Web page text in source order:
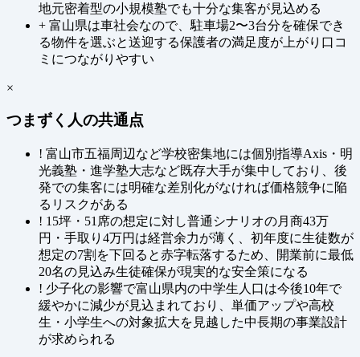
地元密着型の小規模塾でも十分な集客が見込める
+ 富山県は車社会なので、駐車場2〜3台分を確保でき
る物件を選ぶと送迎する保護者の満足度が上がり口コ
ミにつながりやすい
×
つまずく人の共通点
! 富山市五福周辺など学校密集地には個別指導Axis・明
光義塾・進学塾大志など既存大手が集中しており、後
発での集客には明確な差別化がなければ価格競争に陥
るリスクがある
! 15坪・51席の想定に対し普通シナリオの月商43万
円・手取り4万円は経営余力が薄く、初年度に生徒数が
想定の7割を下回ると赤字転落するため、開業前に最低
20名の見込み生徒確保が現実的な安全策になる
! 少子化の影響で富山県内の中学生人口は今後10年で
緩やかに減少が見込まれており、単価アップや高校
生・小学生への対象拡大を見越した中長期の事業設計
が求められる